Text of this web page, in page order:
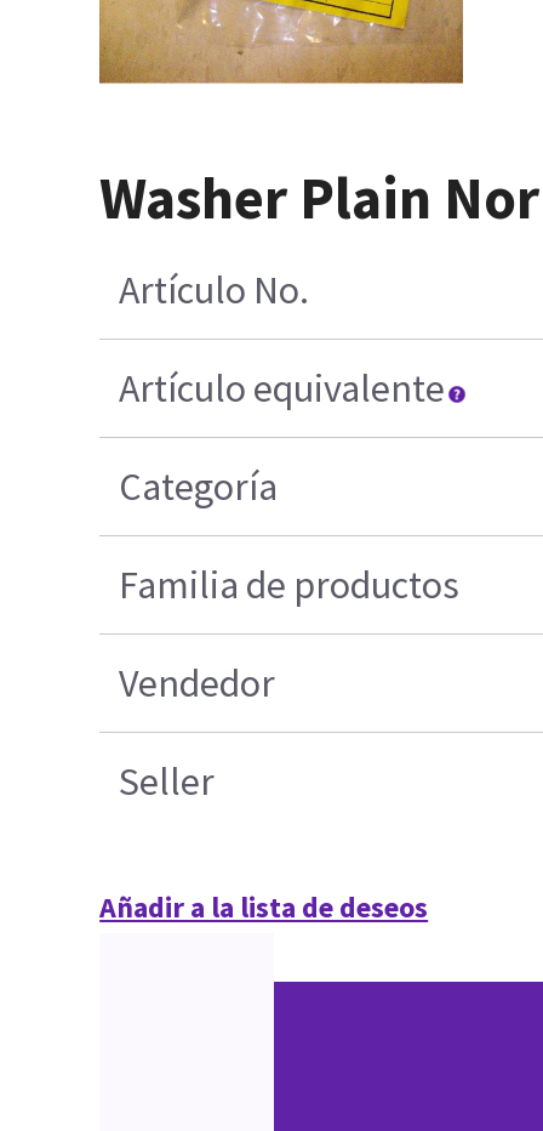
Washer Plain
Artículo No.
Artículo equivalente
Categoría
Familia de productos
Vendedor
Seller
Añadir a la lista de deseos